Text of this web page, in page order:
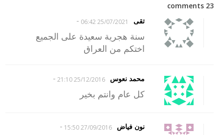
23 comments
تقى
25/07/2021 06:42
-
سنة هجرية سعيدة على الجميع
اختكم من العراق
محمد نعوس 25/12/2016 21:10
-
كل عام وانتم بخير
نون فياض 27/09/2016 15:50
-